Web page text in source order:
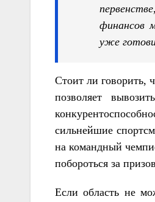
финансов
уже
Стоит ли говорить,
позволяет
сильнейшие
на командный
побороться за
Если область не